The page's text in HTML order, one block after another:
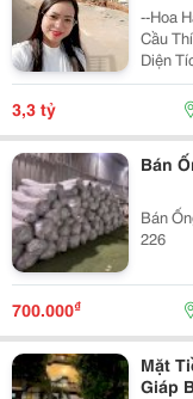
Mát
--Hoa
Cầu
Diện Tích
Chuẩn
3,3 tỷ
Bán
Bán Ống Bảo
226
700.000₫
Mặt
Giáp